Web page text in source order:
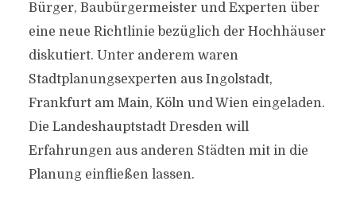
Bürger, Baubürgermeister und Experten über
eine neue Richtlinie bezüglich der Hochhäuser
diskutiert. Unter anderem waren
Stadtplanungsexperten aus Ingolstadt,
Frankfurt am Main, Köln und Wien eingeladen.
Die Landeshauptstadt Dresden will
Erfahrungen aus anderen Städten mit in die
Planung einfließen lassen.